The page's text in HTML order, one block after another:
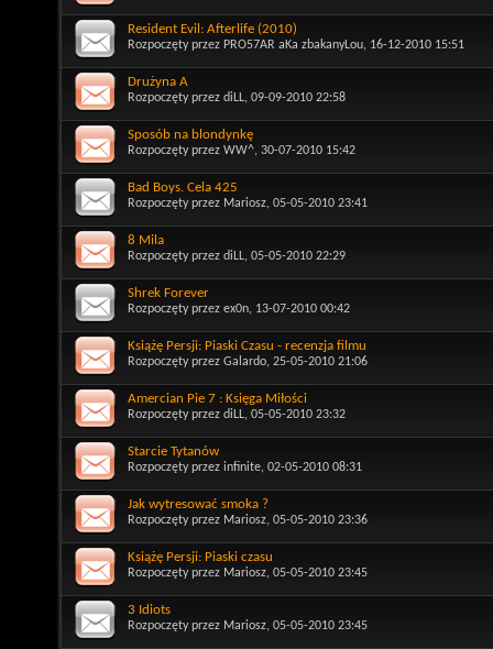
Resident Evil: Afterlife (2010)
Rozpoczęty przez PRO57AR aKa zbakanyLou, 16-12-2010 15:51
Drużyna A
Rozpoczęty przez diLL, 09-09-2010 22:58
Sposób na blondynkę
Rozpoczęty przez WW^, 30-07-2010 15:42
Bad Boys. Cela 425
Rozpoczęty przez Mariosz, 05-05-2010 23:41
8 Mila
Rozpoczęty przez diLL, 05-05-2010 22:29
Shrek Forever
Rozpoczęty przez ex0n, 13-07-2010 00:42
Książę Persji: Piaski Czasu - recenzja filmu
Rozpoczęty przez Galardo, 25-05-2010 21:06
Amercian Pie 7 : Księga Miłości
Rozpoczęty przez diLL, 05-05-2010 23:32
Starcie Tytanów
Rozpoczęty przez infinite, 02-05-2010 08:31
Jak wytresować smoka ?
Rozpoczęty przez Mariosz, 05-05-2010 23:36
Książę Persji: Piaski czasu
Rozpoczęty przez Mariosz, 05-05-2010 23:45
3 Idiots
Rozpoczęty przez Mariosz, 05-05-2010 23:45